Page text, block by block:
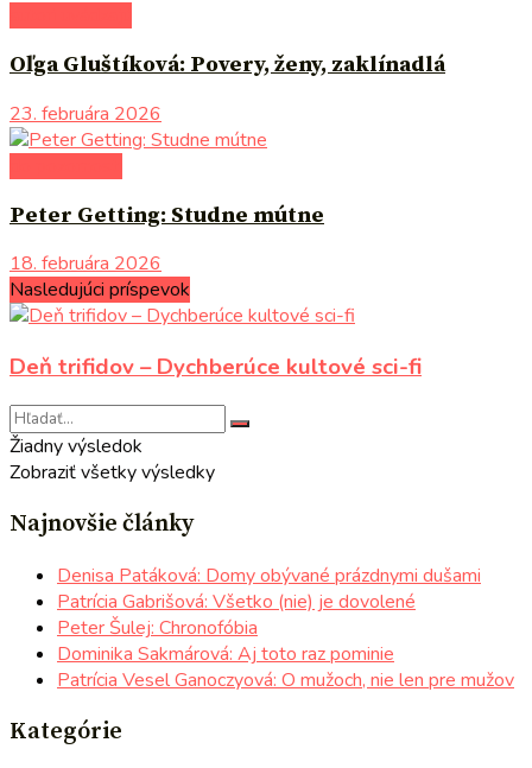
Oľga Gluštíková: Povery, ženy, zaklínadlá
23. februára 2026
Peter Getting: Studne mútne
18. februára 2026
Nasledujúci príspevok
Deň trifidov – Dychberúce kultové sci-fi
Žiadny výsledok
Zobraziť všetky výsledky
Najnovšie články
Denisa Patáková: Domy obývané prázdnymi dušami
Patrícia Gabrišová: Všetko (nie) je dovolené
Peter Šulej: Chronofóbia
Dominika Sakmárová: Aj toto raz pominie
Patrícia Vesel Ganoczyová: O mužoch, nie len pre mužov
Kategórie